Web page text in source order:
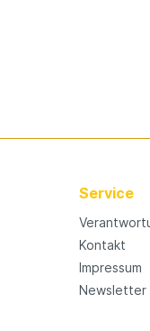
Service
Kontakt
Impressum
Newsletter